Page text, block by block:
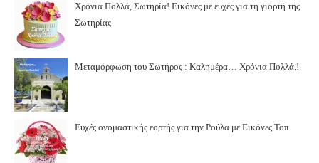
Χρόνια Πολλά, Σωτηρία! Εικόνες με ευχές για τη γιορτή της
Σωτηρίας
Μεταμόρφωση του Σωτήρος : Καλημέρα… Χρόνια Πολλά.!
Ευχές ονομαστικής εορτής για την Ρούλα με Εικόνες Τοπ